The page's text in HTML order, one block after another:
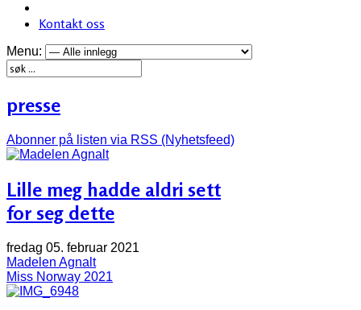
Kontakt oss
Menu:
presse
Abonner på listen via RSS (Nyhetsfeed)
Lille meg hadde aldri sett
for seg dette
fredag 05. februar 2021
Madelen Agnalt
Miss Norway 2021